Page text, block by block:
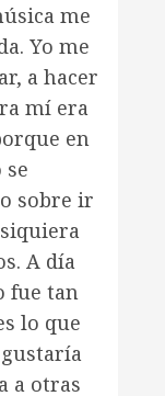
me
Yo me
a hacer
mí era
en
se
sobre ir
A día
fue tan
lo que
a otras